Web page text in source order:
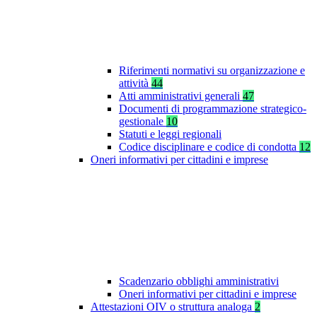
Riferimenti normativi su organizzazione e
attività 44
Atti amministrativi generali 47
Documenti di programmazione strategico-
gestionale 10
Statuti e leggi regionali
Codice disciplinare e codice di condotta 12
Oneri informativi per cittadini e imprese
Scadenzario obblighi amministrativi
Oneri informativi per cittadini e imprese
Attestazioni OIV o struttura analoga 2